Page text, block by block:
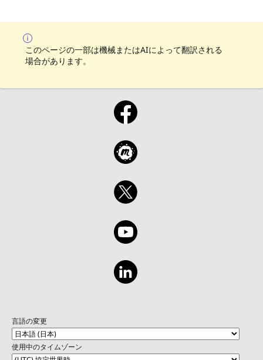
このページの一部は機械またはAIによって翻訳される
場合があります。
言語の変更
使用中のタイムゾーン